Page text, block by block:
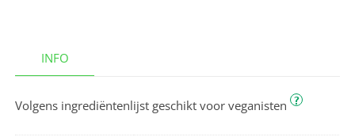
INFO
Volgens ingrediëntenlijst geschikt voor veganisten ?